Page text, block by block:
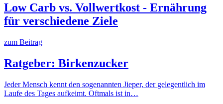
Low Carb vs. Vollwertkost - Ernährung
für verschiedene Ziele
zum Beitrag
Ratgeber: Birkenzucker
Jeder Mensch kennt den sogenannten Jieper, der gelegentlich im
Laufe des Tages aufkeimt. Oftmals ist in…